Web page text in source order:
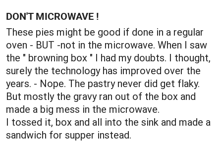
DON'T MICROWAVE !
These pies might be good if done in a regular
oven - BUT -not in the microwave. When I saw
the " browning box " I had my doubts. I thought,
surely the technology has improved over the
years. - Nope. The pastry never did get flaky.
But mostly the gravy ran out of the box and
made a big mess in the microwave.
I tossed it, box and all into the sink and made a
sandwich for supper instead.